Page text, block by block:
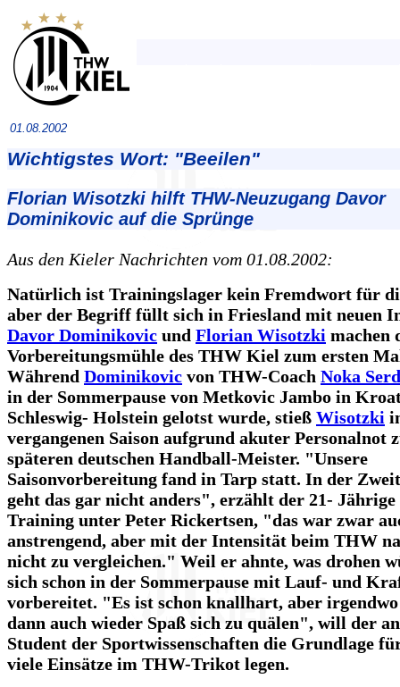
01.08.2002
Wichtigstes Wort: "Beeilen"
Florian Wisotzki hilft THW-Neuzugang Davor
Dominikovic auf die Sprünge
Aus den Kieler Nachrichten vom 01.08.2002:
Natürlich ist Trainingslager kein Fremdwort für
aber der Begriff füllt sich in Friesland mit neuen
Davor Dominikovic und Florian Wisotzki machen
Vorbereitungsmühle des THW Kiel zum ersten
Während Dominikovic von THW-Coach Noka
in der Sommerpause von Metkovic Jambo in
Schleswig- Holstein gelotst wurde, stieß Wisotzki
vergangenen Saison aufgrund akuter Personalnot
späteren deutschen Handball-Meister. "Unsere
Saisonvorbereitung fand in Tarp statt. In der
geht das gar nicht anders", erzählt der 21- Jährige
Training unter Peter Rickertsen, "das war zwar
anstrengend, aber mit der Intensität beim THW
nicht zu vergleichen." Weil er ahnte, was drohen
sich schon in der Sommerpause mit Lauf- und
vorbereitet. "Es ist schon knallhart, aber
dann auch wieder Spaß sich zu quälen", will der
Student der Sportwissenschaften die Grundlage
viele Einsätze im THW-Trikot legen.